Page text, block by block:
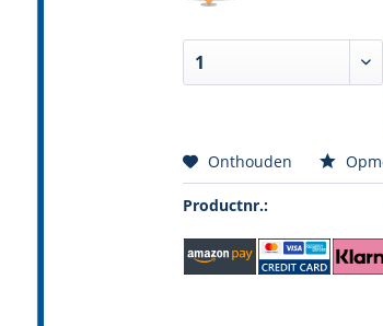
Onthouden
Productnr.: